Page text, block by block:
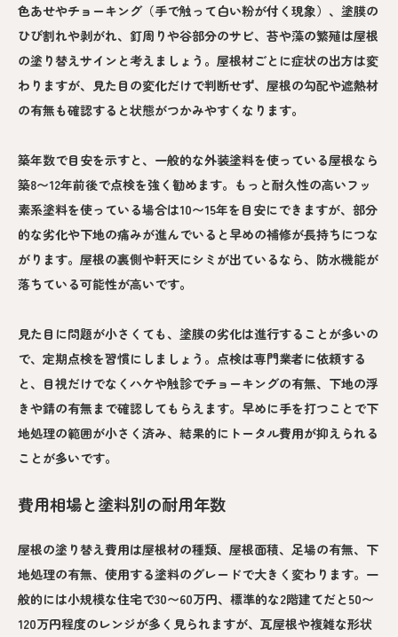
色あせやチョーキング（手で触って白い粉が付く現象）、塗膜の
ひび割れや剥がれ、釘周りや谷部分のサビ、苔や藻の繁殖は屋根
の塗り替えサインと考えましょう。屋根材ごとに症状の出方は変
わりますが、見た目の変化だけで判断せず、屋根の勾配や遮熱材
の有無も確認すると状態がつかみやすくなります。
築年数で目安を示すと、一般的な外装塗料を使っている屋根なら
築8〜12年前後で点検を強く勧めます。もっと耐久性の高いフッ
素系塗料を使っている場合は10〜15年を目安にできますが、部分
的な劣化や下地の痛みが進んでいると早めの補修が長持ちにつな
がります。屋根の裏側や軒天にシミが出ているなら、防水機能が
落ちている可能性が高いです。
見た目に問題が小さくても、塗膜の劣化は進行することが多いの
で、定期点検を習慣にしましょう。点検は専門業者に依頼する
と、目視だけでなくハケや触診でチョーキングの有無、下地の浮
きや錆の有無まで確認してもらえます。早めに手を打つことで下
地処理の範囲が小さく済み、結果的にトータル費用が抑えられる
ことが多いです。
費用相場と塗料別の耐用年数
屋根の塗り替え費用は屋根材の種類、屋根面積、足場の有無、下
地処理の有無、使用する塗料のグレードで大きく変わります。一
般的には小規模な住宅で30〜60万円、標準的な2階建てだと50〜
120万円程度のレンジが多く見られますが、瓦屋根や複雑な形状